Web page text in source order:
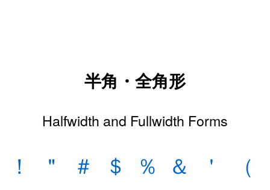
半角・全角形
Halfwidth and Fullwidth Forms
！ ＂ ＃ ＄ ％ ＆ ＇
（